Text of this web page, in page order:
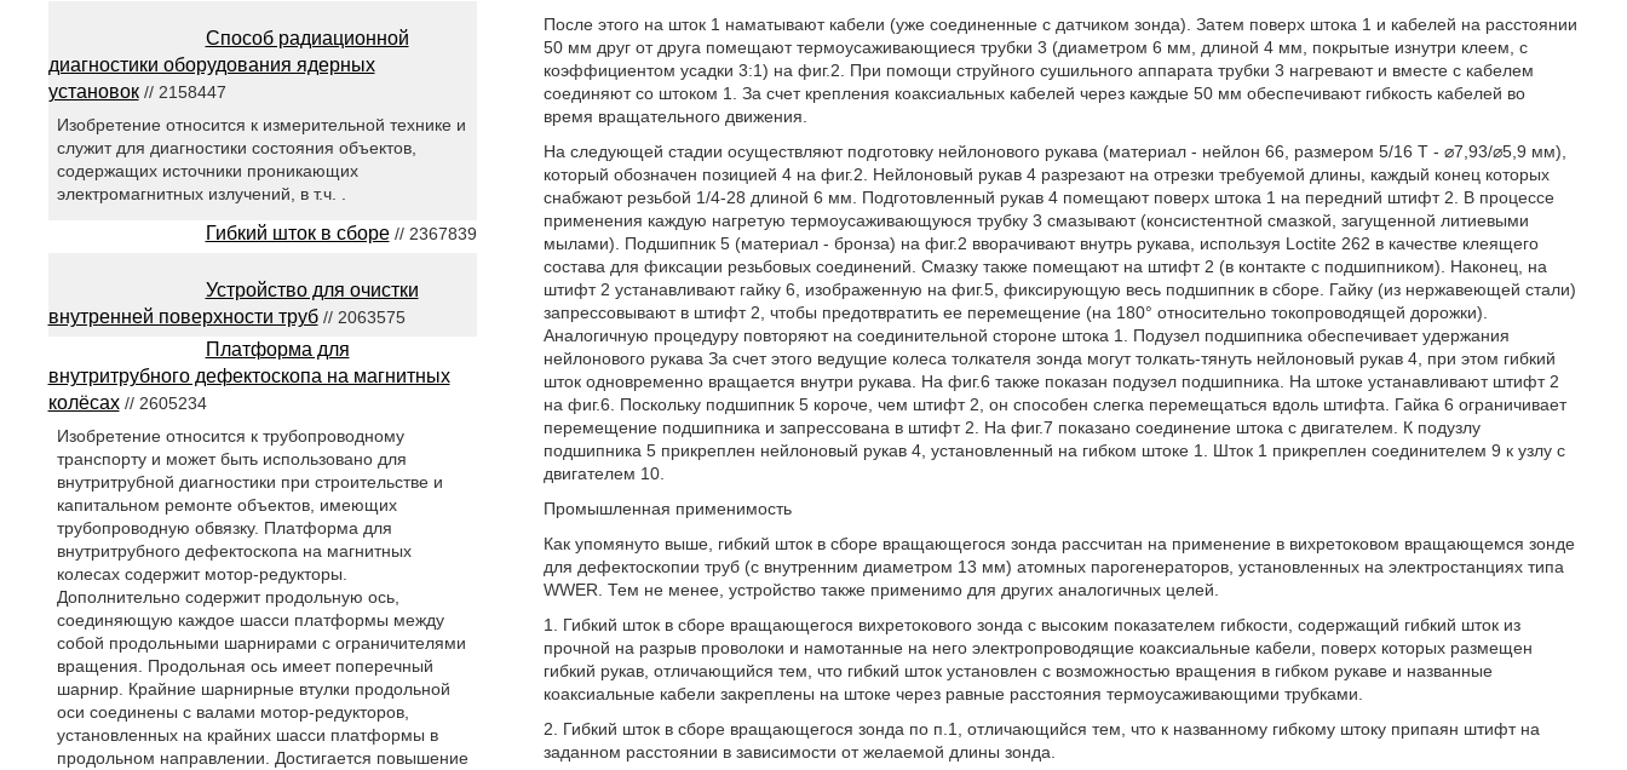
После этого на шток 1 наматывают кабели (уже соединенные с датчиком зонда). Затем поверх штока 1 и кабелей на расстоянии
50 мм друг от друга помещают термоусаживающиеся трубки 3 (диаметром 6 мм, длиной 4 мм, покрытые изнутри клеем, с
коэффициентом усадки 3:1) на фиг.2. При помощи струйного сушильного аппарата трубки 3 нагревают и вместе с кабелем
соединяют со штоком 1. За счет крепления коаксиальных кабелей через каждые 50 мм обеспечивают гибкость кабелей во
время вращательного движения.
На следующей стадии осуществляют подготовку нейлонового рукава (материал - нейлон 66, размером 5/16 Т - ⌀7,93/⌀5,9 мм),
который обозначен позицией 4 на фиг.2. Нейлоновый рукав 4 разрезают на отрезки требуемой длины, каждый конец которых
снабжают резьбой 1/4-28 длиной 6 мм. Подготовленный рукав 4 помещают поверх штока 1 на передний штифт 2. В процессе
применения каждую нагретую термоусаживающуюся трубку 3 смазывают (консистентной смазкой, загущенной литиевыми
мылами). Подшипник 5 (материал - бронза) на фиг.2 вворачивают внутрь рукава, используя Loctite 262 в качестве клеящего
состава для фиксации резьбовых соединений. Смазку также помещают на штифт 2 (в контакте с подшипником). Наконец, на
штифт 2 устанавливают гайку 6, изображенную на фиг.5, фиксирующую весь подшипник в сборе. Гайку (из нержавеющей стали)
запрессовывают в штифт 2, чтобы предотвратить ее перемещение (на 180° относительно токопроводящей дорожки).
Аналогичную процедуру повторяют на соединительной стороне штока 1. Подузел подшипника обеспечивает удержания
нейлонового рукава За счет этого ведущие колеса толкателя зонда могут толкать-тянуть нейлоновый рукав 4, при этом гибкий
шток одновременно вращается внутри рукава. На фиг.6 также показан подузел подшипника. На штоке устанавливают штифт 2
на фиг.6. Поскольку подшипник 5 короче, чем штифт 2, он способен слегка перемещаться вдоль штифта. Гайка 6 ограничивает
перемещение подшипника и запрессована в штифт 2. На фиг.7 показано соединение штока с двигателем. К подузлу
подшипника 5 прикреплен нейлоновый рукав 4, установленный на гибком штоке 1. Шток 1 прикреплен соединителем 9 к узлу с
двигателем 10.
Промышленная применимость
Как упомянуто выше, гибкий шток в сборе вращающегося зонда рассчитан на применение в вихретоковом вращающемся зонде
для дефектоскопии труб (с внутренним диаметром 13 мм) атомных парогенераторов, установленных на электростанциях типа
WWER. Тем не менее, устройство также применимо для других аналогичных целей.
1. Гибкий шток в сборе вращающегося вихретокового зонда с высоким показателем гибкости, содержащий гибкий шток из
прочной на разрыв проволоки и намотанные на него электропроводящие коаксиальные кабели, поверх которых размещен
гибкий рукав, отличающийся тем, что гибкий шток установлен с возможностью вращения в гибком рукаве и названные
коаксиальные кабели закреплены на штоке через равные расстояния термоусаживающими трубками.
2. Гибкий шток в сборе вращающегося зонда по п.1, отличающийся тем, что к названному гибкому штоку припаян штифт на
заданном расстоянии в зависимости от желаемой длины зонда.
Способ радиационной
диагностики оборудования ядерных
установок// 2158447
Изобретение относится к измерительной технике и
служит для диагностики состояния объектов,
содержащих источники проникающих
электромагнитных излучений, в т.ч. .
Гибкий шток в сборе// 2367839
Устройство для очистки
внутренней поверхности труб// 2063575
Платформа для
внутритрубного дефектоскопа на магнитных
колёсах// 2605234
Изобретение относится к трубопроводному
транспорту и может быть использовано для
внутритрубной диагностики при строительстве и
капитальном ремонте объектов, имеющих
трубопроводную обвязку. Платформа для
внутритрубного дефектоскопа на магнитных
колесах содержит мотор-редукторы.
Дополнительно содержит продольную ось,
соединяющую каждое шасси платформы между
собой продольными шарнирами с ограничителями
вращения. Продольная ось имеет поперечный
шарнир. Крайние шарнирные втулки продольной
оси соединены с валами мотор-редукторов,
установленных на крайних шасси платформы в
продольном направлении. Достигается повышение